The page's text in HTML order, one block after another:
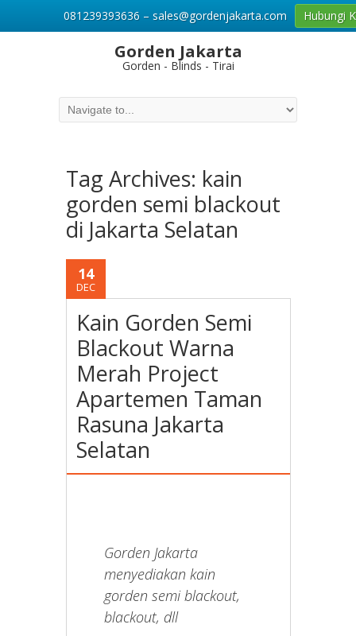
Gorden Jakarta
Gorden - Blinds - Tirai
Tag Archives: kain
gorden semi blackout
di Jakarta Selatan
14
DEC
Kain Gorden Semi
Blackout Warna
Merah Project
Apartemen Taman
Rasuna Jakarta
Selatan
Gorden Jakarta
menyediakan kain
gorden semi blackout,
blackout, dll
081239393636 – sales@gordenjakarta.com Hubungi